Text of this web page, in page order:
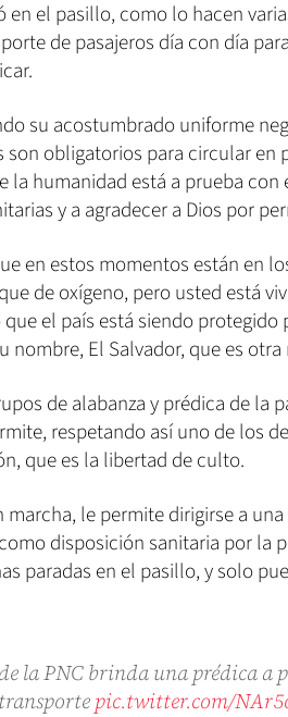
en el pasillo, como lo hacen
de pasajeros día con día
su acostumbrado uniforme
son obligatorios para circular en
la humanidad está a prueba con
y a agradecer a Dios por
en estos momentos están en
de oxígeno, pero usted está
el país está siendo protegido
nombre, El Salvador, que es
de alabanza y prédica de la
respetando así uno de los
que es la libertad de culto.
marcha, le permite dirigirse a
disposición sanitaria por la
paradas en el pasillo, y solo
la PNC brinda una prédica a
pic.twitter.com/